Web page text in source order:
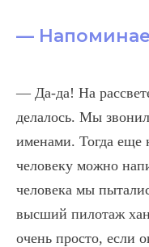
—
— Да-да! На
делалось. Мы
именами. Тогда еще
человеку можно
человека мы
высший пилотаж
очень просто, если